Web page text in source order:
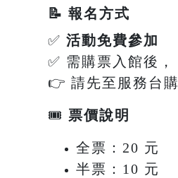
📝 報名方式
✅ 活動免費參加
✅ 需購票入館後，
👉 請先至服務台
🎟 票價說明
全票：20 元
半票：10 元